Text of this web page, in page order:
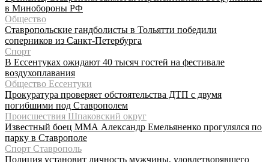
в Минобороны РФ
Общество
Ставропольские гандболисты в Тольятти победили
соперников из Санкт-Петербурга
Спорт
В Ессентуках ожидают 40 тысяч гостей на фестивале
воздухоплавания
Общество Ессентуки
Прокуратура проверяет обстоятельства ДТП с двумя
погибшими под Ставрополем
Происшествия Шпаковский округ
Известный боец ММА Александр Емельяненко прогулялся по
парку в Ставрополе
Спорт Ставрополь
Полиция установит личность мужчины, удовлетворявшего